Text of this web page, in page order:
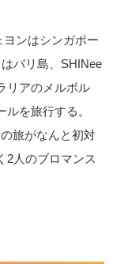
ンはシンガポー
バリ島、SHINee
リアのメルボル
を旅行する。
旅がなんと初対
2人のブロマンス